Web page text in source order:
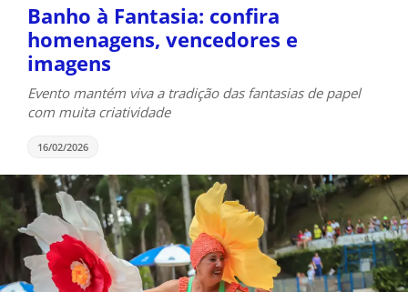
Banho à Fantasia: confira
homenagens, vencedores e
imagens
Evento mantém viva a tradição das fantasias de papel
com muita criatividade
16/02/2026